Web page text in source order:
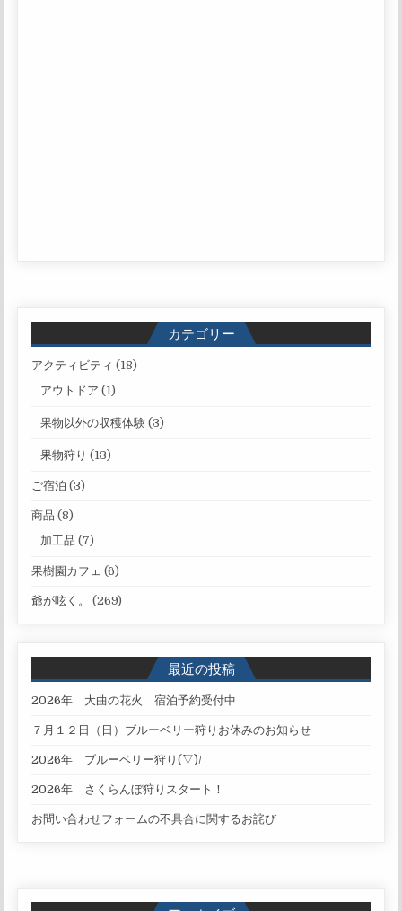
カテゴリー
アクティビティ (18)
アウトドア (1)
果物以外の収穫体験 (3)
果物狩り (13)
ご宿泊 (3)
商品 (8)
加工品 (7)
果樹園カフェ (6)
爺が呟く。 (269)
最近の投稿
2026年 大曲の花火 宿泊予約受付中
７月１２日（日）ブルーベリー狩りお休みのお知らせ
2026年 ブルーベリー狩り(^▽^)/
2026年 さくらんぼ狩りスタート！
お問い合わせフォームの不具合に関するお詫び